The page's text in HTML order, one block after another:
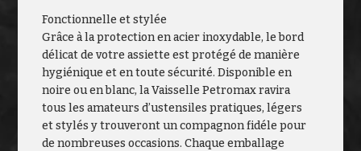
Fonctionnelle et stylée
Grâce à la protection en acier inoxydable, le bord
délicat de votre assiette est protégé de manière
hygiénique et en toute sécurité. Disponible en
noire ou en blanc, la Vaisselle Petromax ravira
tous les amateurs d’ustensiles pratiques, légers
et stylés y trouveront un compagnon fidéle pour
de nombreuses occasions. Chaque emballage